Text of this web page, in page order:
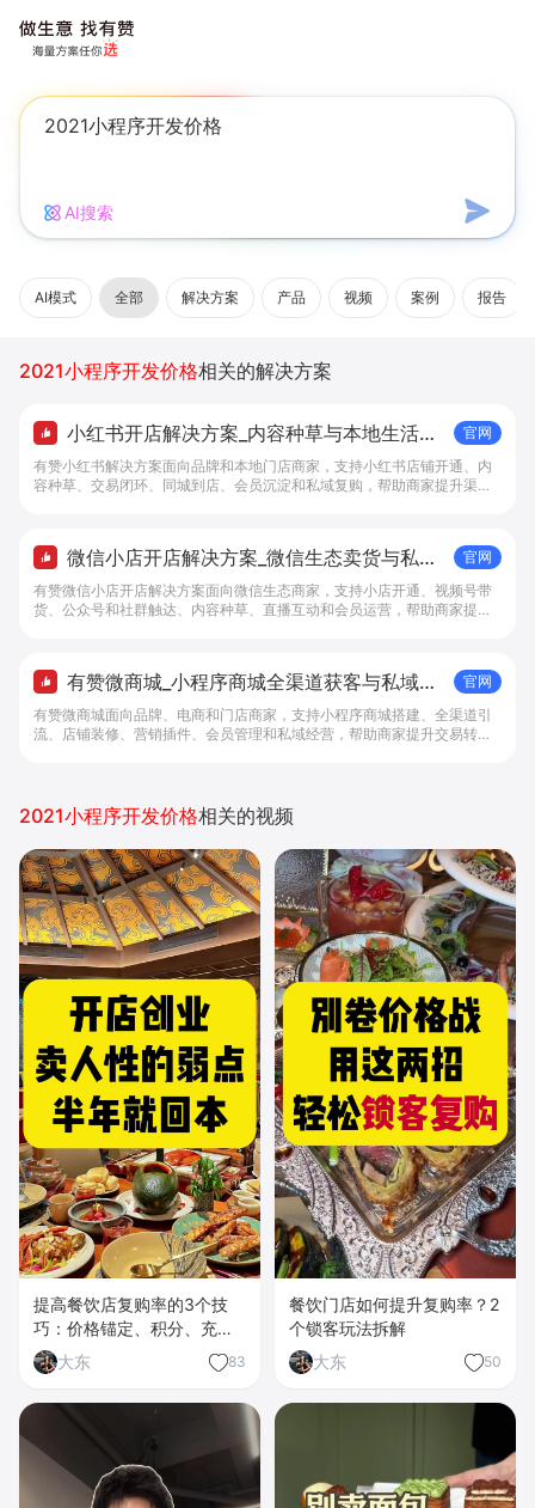
AI搜索
AI模式 全部 解决方案 产品 视频 案例 报告
2021小程序开发价格相关的解决方案
小红书开店解决方案_内容种草与本地生活转
化工具 - 做生意, 找有赞
官网
有赞小红书解决方案面向品牌和本地门店商家，支持小红书店铺开通、内
容种草、交易闭环、同城到店、会员沉淀和私域复购，帮助商家提升渠道
微信小店开店解决方案_微信生态卖货与私域
经营 - 做生意, 找有赞
官网
有赞微信小店开店解决方案面向微信生态商家，支持小店开通、视频号带
货、公众号和社群触达、内容种草、直播互动和会员运营，帮助商家提升
有赞微商城_小程序商城全渠道获客与私域复
购工具 - 做生意, 找有赞
官网
有赞微商城面向品牌、电商和门店商家，支持小程序商城搭建、全渠道引
流、店铺装修、营销插件、会员管理和私域经营，帮助商家提升交易转化
2021小程序开发价格相关的视频
提高餐饮店复购率的3个技
巧：价格锚定、积分、充值
券 大东 83
餐饮门店如何提升复购率？2
个锁客玩法拆解
大东
50